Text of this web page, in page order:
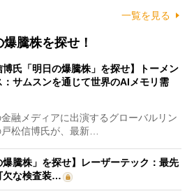
一覧を見る
騰株を探せ！
博氏「明日の爆騰株」を探せ】トーメン
：サムスンを通じて世界のAIメモリ需
融メディアに出演するグローバルリン
松信博氏が、最新…
爆騰株」を探せ】レーザーテック：最先
欠な検査装…